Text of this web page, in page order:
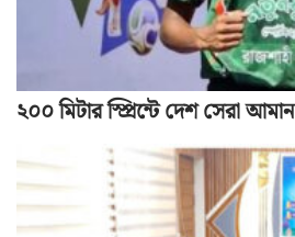
২০০ মিটার স্প্রিন্টে দেশ সেরা আমান